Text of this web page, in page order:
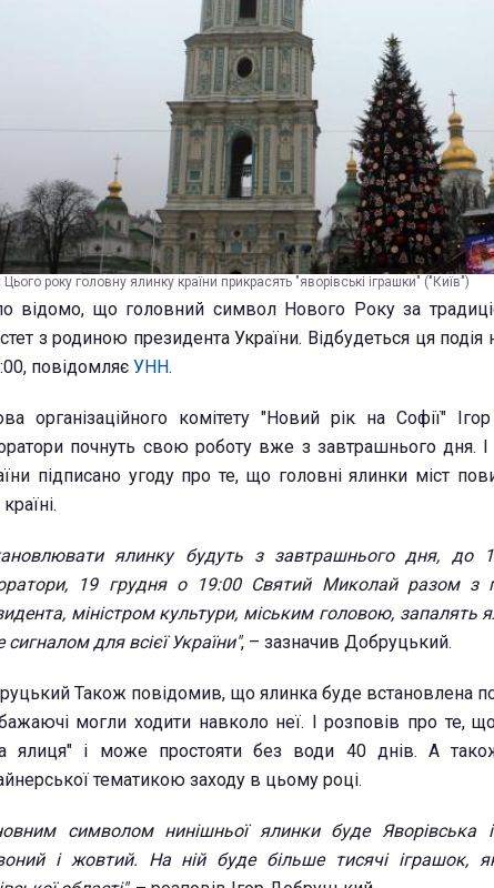
року головну ялинку країни прикрасять "яворівські іграшки" ("Київ")
відомо, що головний символ Нового Року за
з родиною президента України. Відбудеться ця
повідомляє УНН.
організаційного комітету "Новий рік на Софії"
почнуть свою роботу вже з завтрашнього дня.
підписано угоду про те, що головні ялинки міст
ялинку будуть з завтрашнього дня, до
19 грудня о 19:00 Святий Миколай разом з
міністром культури, міським головою, запалять
сигналом для всієї України", – зазначив Добруцький.
Також повідомив, що ялинка буде встановлена
могли ходити навколо неї. І розповів про те,
ялиця" і може простояти без води 40 днів. А
тематикою заходу в цьому році.
символом нинішньої ялинки буде Яворівська
і жовтий. На ній буде більше тисячі іграшок,